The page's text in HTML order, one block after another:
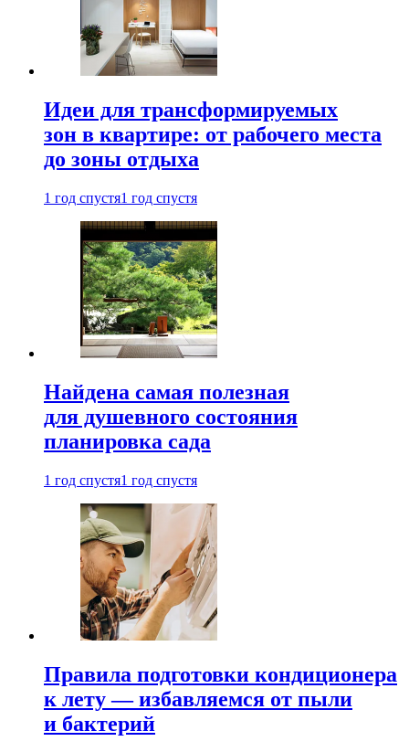
Идеи для трансформируемых
зон в квартире: от рабочего места
до зоны отдыха
1 год спустя1 год спустя
Найдена самая полезная
для душевного состояния
планировка сада
1 год спустя1 год спустя
Правила подготовки кондиционера
к лету — избавляемся от пыли
и бактерий